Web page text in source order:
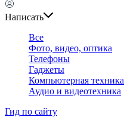
Написать
Все
Фото, видео, оптика
Телефоны
Гаджеты
Компьютерная техника
Аудио и видеотехника
Гид по сайту